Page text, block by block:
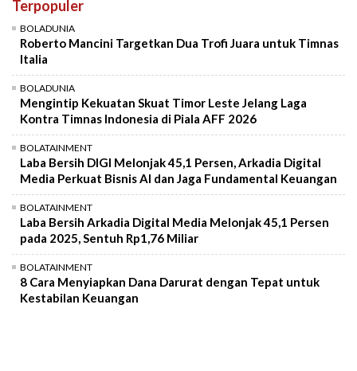
Terpopuler
BOLADUNIA
Roberto Mancini Targetkan Dua Trofi Juara untuk Timnas
Italia
BOLADUNIA
Mengintip Kekuatan Skuat Timor Leste Jelang Laga
Kontra Timnas Indonesia di Piala AFF 2026
BOLATAINMENT
Laba Bersih DIGI Melonjak 45,1 Persen, Arkadia Digital
Media Perkuat Bisnis AI dan Jaga Fundamental Keuangan
BOLATAINMENT
Laba Bersih Arkadia Digital Media Melonjak 45,1 Persen
pada 2025, Sentuh Rp1,76 Miliar
BOLATAINMENT
8 Cara Menyiapkan Dana Darurat dengan Tepat untuk
Kestabilan Keuangan